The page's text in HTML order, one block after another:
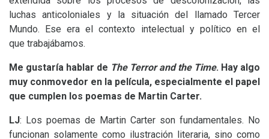
luchas anticoloniales y la situación del llamado Tercer
Mundo. Ese era el contexto intelectual y político en el
que trabajábamos.
Me gustaría hablar de The Terror and the Time. Hay algo
muy conmovedor en la película, especialmente el papel
que cumplen los poemas de Martin Carter.
LJ: Los poemas de Martin Carter son fundamentales. No
funcionan solamente como ilustración literaria, sino como